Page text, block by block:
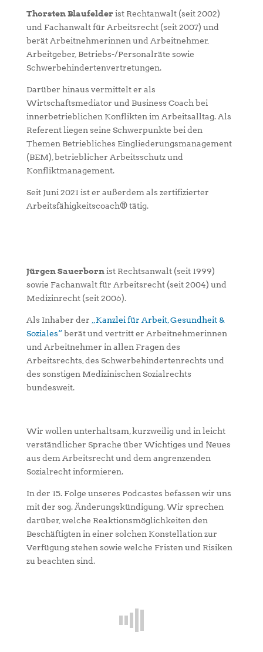
Thorsten Blaufelder ist Rechtanwalt (seit 2002)
und Fachanwalt für Arbeitsrecht (seit 2007) und
berät Arbeitnehmerinnen und Arbeitnehmer,
Arbeitgeber, Betriebs-/Personalräte sowie
Schwerbehindertenvertretungen.
Darüber hinaus vermittelt er als
Wirtschaftsmediator und Business Coach bei
innerbetrieblichen Konflikten im Arbeitsalltag. Als
Referent liegen seine Schwerpunkte bei den
Themen Betriebliches Eingliederungsmanagement
(BEM), betrieblicher Arbeitsschutz und
Konfliktmanagement.
Seit Juni 2021 ist er außerdem als zertifizierter
Arbeitsfähigkeitscoach® tätig.
Jürgen Sauerbornist Rechtsanwalt (seit 1999)
sowie Fachanwalt für Arbeitsrecht (seit 2004) und
Medizinrecht (seit 2006).
Als Inhaber der „Kanzlei für Arbeit, Gesundheit &
Soziales“berät und vertritt er Arbeitnehmerinnen
und Arbeitnehmer in allen Fragen des
Arbeitsrechts, des Schwerbehindertenrechts und
des sonstigen Medizinischen Sozialrechts
bundesweit.
Wir wollen unterhaltsam, kurzweilig und in leicht
verständlicher Sprache über Wichtiges und Neues
aus dem Arbeitsrecht und dem angrenzenden
Sozialrecht informieren.
In der 15. Folge unseres Podcastes befassen wir uns
mit der sog. Änderungskündigung. Wir sprechen
darüber, welche Reaktionsmöglichkeiten den
Beschäftigten in einer solchen Konstellation zur
Verfügung stehen sowie welche Fristen und Risiken
zu beachten sind.